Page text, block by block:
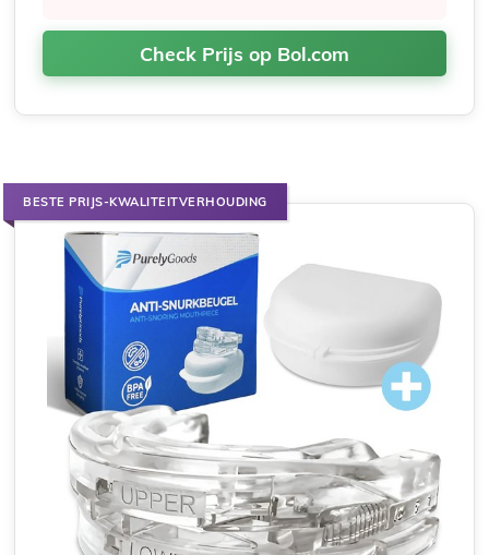
Check Prijs op Bol.com
BESTE PRIJS-KWALITEITVERHOUDING